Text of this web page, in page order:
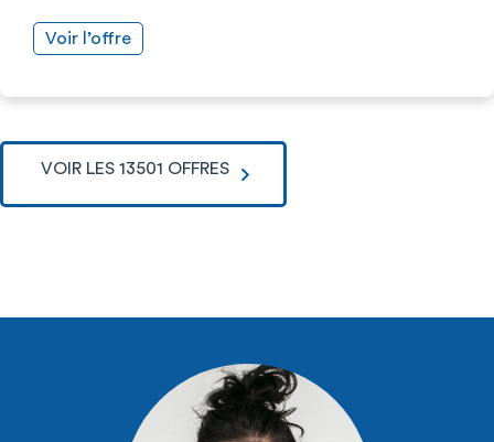
Voir l’offre
VOIR LES 13501 OFFRES